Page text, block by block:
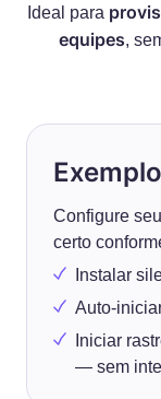
Ideal para
equipes,
Configure
certo
Instalar
Auto-
Iniciar
— sem